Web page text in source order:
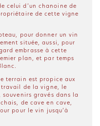
celui d’un chanoine de
de cette vigne
pour donner un vin
située, aussi, pour
embrasse à cette
plan, et par temps
terrain est propice aux
travail de la vigne, le
gravés dans la
de cave en cave,
pour le vin jusqu’à